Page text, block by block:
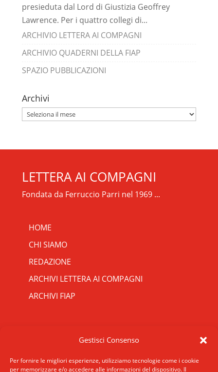
Gestisci Consenso
Per fornire le migliori esperienze, utilizziamo tecnologie come i cookie
per memorizzare e/o accedere alle informazioni del dispositivo. Il
presieduta dal Lord di Giustizia Geoffrey
Lawrence. Per i quattro collegi di...
ARCHIVIO LETTERA AI COMPAGNI
ARCHIVIO QUADERNI DELLA FIAP
SPAZIO PUBBLICAZIONI
Archivi
Archivi
LETTERA AI COMPAGNI
Fondata da Ferruccio Parri nel 1969 ...
HOME
CHI SIAMO
REDAZIONE
ARCHIVI LETTERA AI COMPAGNI
ARCHIVI FIAP
INDIRIZZO
+A
Alto Contrasto